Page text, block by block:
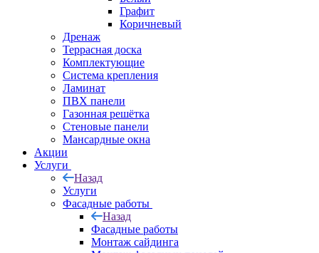
Графит
Коричневый
Дренаж
Террасная доска
Комплектующие
Система крепления
Ламинат
ПВХ панели
Газонная решётка
Стеновые панели
Мансардные окна
Акции
Услуги
Назад
Услуги
Фасадные работы
Назад
Фасадные работы
Монтаж сайдинга